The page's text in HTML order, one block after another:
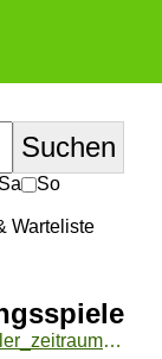
Sa
So
Warteliste
https://www.fu-sport.de/angebote/aktueller_zeitraum/_Kleine_Sport-__und__Bewegungsspiele.html